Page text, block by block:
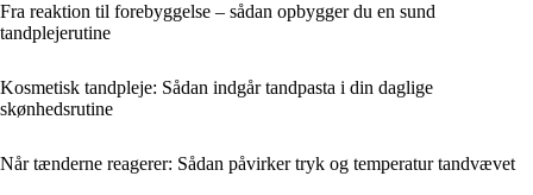
Fra reaktion til forebyggelse – sådan opbygger du en sund
tandplejerutine
Kosmetisk tandpleje: Sådan indgår tandpasta i din daglige
skønhedsrutine
Når tænderne reagerer: Sådan påvirker tryk og temperatur tandvævet